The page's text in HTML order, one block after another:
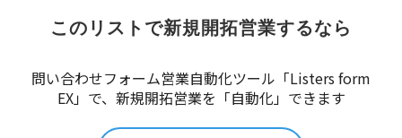
このリストで新規開拓営業するなら
問い合わせフォーム営業自動化ツール「Listers form
EX」で、新規開拓営業を「自動化」できます